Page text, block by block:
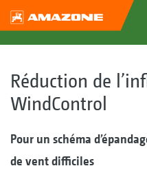
Réduction de
WindControl
Pour un schéma
de vent difficiles